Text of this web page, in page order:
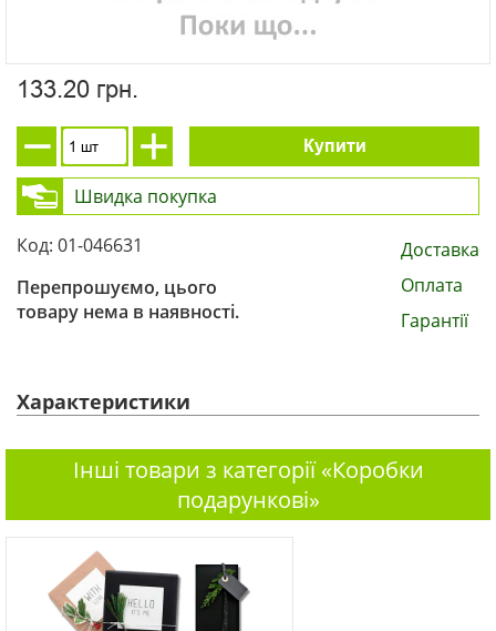
133.20 грн.
Купити
Швидка покупка
Код: 01-046631
Перепрошуємо, цього
товару нема в наявності.
Доставка
Оплата
Гарантії
Характеристики
Інші товари з категорії «Коробки
подарункові»